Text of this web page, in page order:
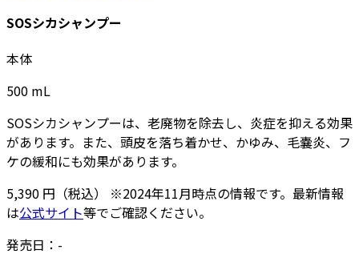
SOSシカシャンプー
本体
500 mL
SOSシカシャンプーは、老廃物を除去し、炎症を抑える効果
があります。また、頭皮を落ち着かせ、かゆみ、毛嚢炎、フ
ケの緩和にも効果があります。
5,390 円 （税込） ※2024年11月時点の情報です。最新情報
は公式サイト等でご確認ください。
発売日： -